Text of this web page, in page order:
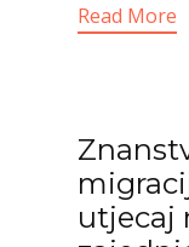
Read More
utjecaj